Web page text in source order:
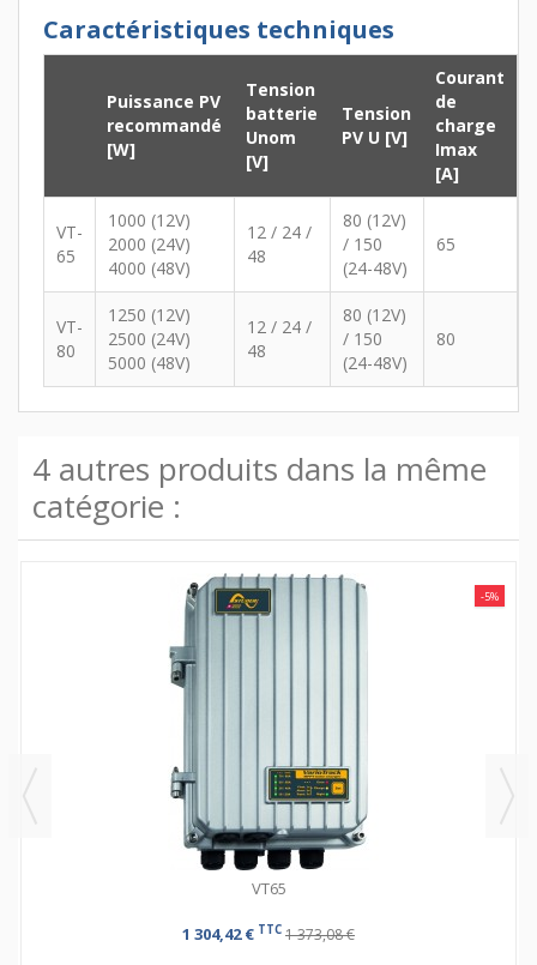
Caractéristiques techniques
Puissance PV
recommandé
[W]
Tension
batterie
Unom
[V]
Tension
PV U [V]
Courant
de
charge
Imax
[A]
VT-
65
1000 (12V)
2000 (24V)
4000 (48V)
12 / 24 /
48
80 (12V)
/ 150
(24-48V)
65
VT-
80
1250 (12V)
2500 (24V)
5000 (48V)
12 / 24 /
48
80 (12V)
/ 150
(24-48V)
80
4 autres produits dans la même
catégorie :
-5%
VT65
1 304,42 € TTC 1 373,08 €